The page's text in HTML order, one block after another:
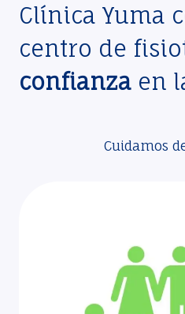
Clínica Yuma
centro de
confianza en
Cuidamos